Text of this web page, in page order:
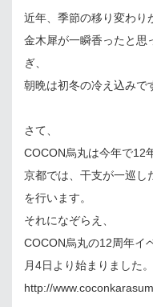
近年、季節の移り変わり
金木犀が一瞬香ったと思
ぎ、
朝晩は初冬の冷え込みで
さて、
COCON烏丸は今年で12
京都では、干支が一巡し
を行います。
それになぞらえ、
COCON烏丸の12周年イ
月4日より始まりました。
http://